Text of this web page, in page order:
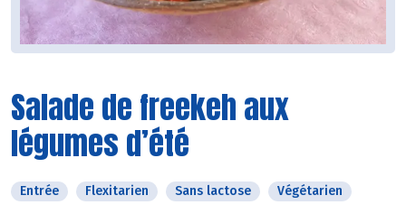
Salade de freekeh aux
légumes d’été
Entrée Flexitarien Sans lactose Végétarien